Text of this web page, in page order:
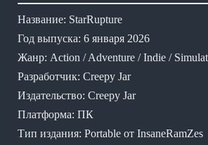
Название: StarRupture
Год выпуска: 6 января 2026
Жанр: Action / Adventure / Indie /
Разработчик: Creepy Jar
Издательство: Creepy Jar
Платформа: ПК
Тип издания: Portable от InsaneRamZes